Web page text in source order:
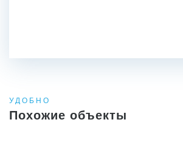
УДОБНО
Похожие объекты